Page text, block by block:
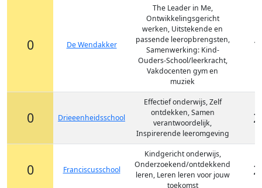
0 De Wendakker
The Leader in Me,
Ontwikkelingsgericht
werken, Uitstekende en
passende leeropbrengsten,
Samenwerking: Kind-
Ouders-School/leerkracht,
Vakdocenten gym en
muziek
0 Drieeenheidsschool
Effectief onderwijs, Zelf
ontdekken, Samen
verantwoordelijk,
Inspirerende leeromgeving
0 Franciscusschool
Kindgericht onderwijs,
Onderzoekend/ontdekkend
leren, Leren leren voor jouw
toekomst